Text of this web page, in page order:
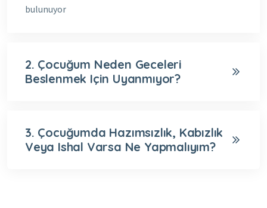
bulunuyor
2. Çocuğum Neden Geceleri
Beslenmek Için Uyanmıyor?
3. Çocuğumda Hazımsızlık, Kabızlık
Veya Ishal Varsa Ne Yapmalıyım?